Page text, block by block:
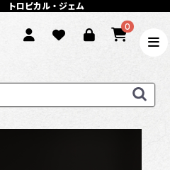
トロピカル・ジェム
0